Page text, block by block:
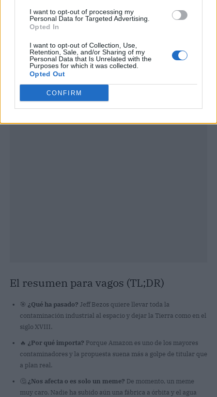
I want to opt-out of processing my
Personal Data for Targeted Advertising.
Opted In
I want to opt-out of Collection, Use,
Retention, Sale, and/or Sharing of my
Personal Data that Is Unrelated with the
Purposes for which it was collected.
Opted Out
CONFIRM
El resumen para vagos (TL;DR)
🎯 ¿Qué ha pasado? Jeff Bezos quiere llevar toda la
contaminación industrial al espacio y dejar la Tierra como en el
siglo XVIII.
🔥 ¿Por qué importa? Porque Amazon es uno de los mayores
contaminadores y la propuesta suena más a golpe de titular que
a plan real.
🤔¿Nos afecta o es solo un meme? De momento, un meme
muy caro. Nadie ha subido aún una fábrica a órbita y el agua